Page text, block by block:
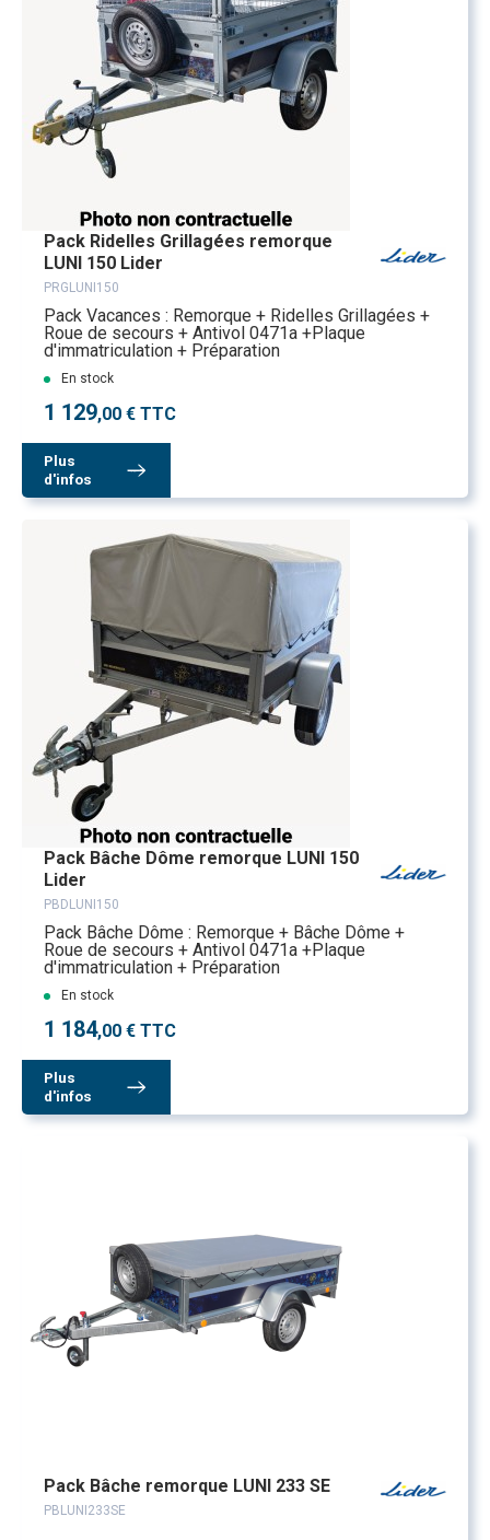
Pack Ridelles Grillagées remorque
LUNI 150 Lider
PRGLUNI150
Pack Vacances : Remorque + Ridelles Grillagées +
Roue de secours + Antivol 0471a +Plaque
d'immatriculation + Préparation
En stock
1 129,00 € TTC
Plus
d'infos
Pack Bâche Dôme remorque LUNI 150
Lider
PBDLUNI150
Pack Bâche Dôme : Remorque + Bâche Dôme +
Roue de secours + Antivol 0471a +Plaque
d'immatriculation + Préparation
En stock
1 184,00 € TTC
Plus
d'infos
Pack Bâche remorque LUNI 233 SE
PBLUNI233SE